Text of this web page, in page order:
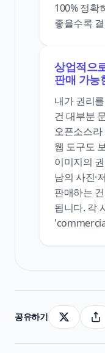
100% 정확
좋을수록
상업적으
판매 가능
내가 권리
건 대부분
오픈소스
웹 도구도
이미지의
남의 사진·
판매하는
됩니다. 각
공유하기